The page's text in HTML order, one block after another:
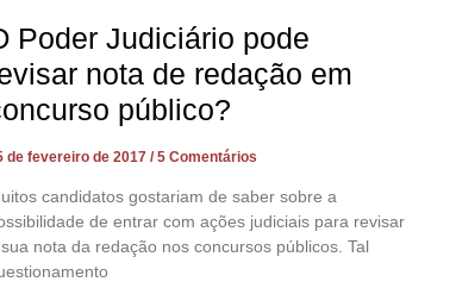
Poder Judiciário pode
nota de redação em
público?
de fevereiro de 2017 5 Comentários
candidatos gostariam de saber sobre a
de entrar com ações judiciais para revisar
nota da redação nos concursos públicos. Tal